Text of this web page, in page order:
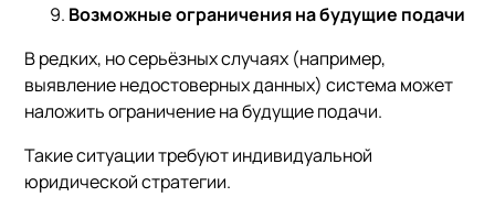
Возможные ограничения на будущие подачи
В редких, но серьёзных случаях (например,
выявление недостоверных данных) система может
наложить ограничение на будущие подачи.
Такие ситуации требуют индивидуальной
юридической стратегии.